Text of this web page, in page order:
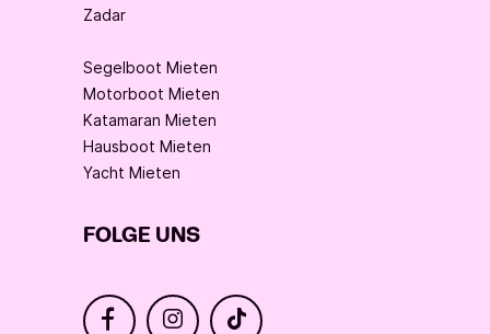
Zadar
Segelboot Mieten
Motorboot Mieten
Katamaran Mieten
Hausboot Mieten
Yacht Mieten
FOLGE UNS